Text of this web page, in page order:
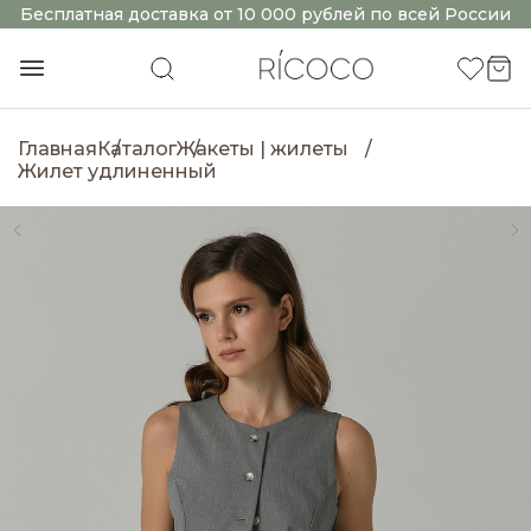
Бесплатная доставка от 10 000 рублей по всей России
ГлавнаяКаталогЖакеты | жилеты
Жилет удлиненный